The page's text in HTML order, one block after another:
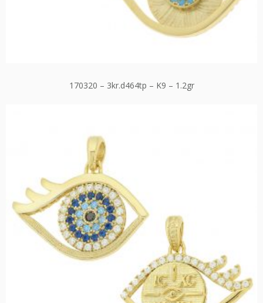
170320 – 3kr.d464tp – K9 – 1.2gr